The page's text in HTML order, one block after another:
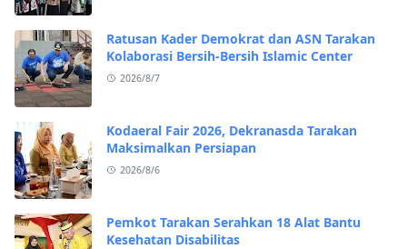
Ratusan Kader Demokrat dan ASN Tarakan
Kolaborasi Bersih-Bersih Islamic Center
2026/8/7
Kodaeral Fair 2026, Dekranasda Tarakan
Maksimalkan Persiapan
2026/8/6
Pemkot Tarakan Serahkan 18 Alat Bantu
Kesehatan Disabilitas